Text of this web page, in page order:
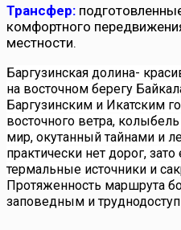
Трансфер:
комфортного
местности.
Баргузинская долина-
на восточном берегу
Баргузинским и Икатским
восточного ветра,
мир, окутанный тайнами и
практически нет дорог, зато
термальные источники и
Протяженность маршрута
заповедным и